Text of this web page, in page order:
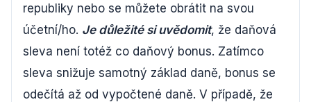
republiky nebo se můžete obrátit na svou
účetní/ho. Je důležité si uvědomit, že daňová
sleva není totéž co daňový bonus. Zatímco
sleva snižuje samotný základ daně, bonus se
odečítá až od vypočtené daně. V případě, že